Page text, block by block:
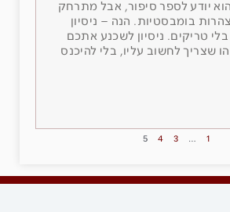
יודע לספר סיפור, אבל מתרחק
בומבסטיות. הנה – ניסיון
טריקים. ניסיון לשכנע אתכם
שצריך לחשוב עליו, בלי להיכנס
1
…
3
4
5